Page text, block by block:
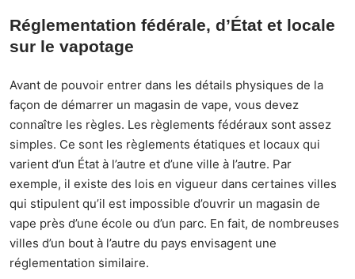
Réglementation fédérale, d’État et locale
sur le vapotage
Avant de pouvoir entrer dans les détails physiques de la
façon de démarrer un magasin de vape, vous devez
connaître les règles. Les règlements fédéraux sont assez
simples. Ce sont les règlements étatiques et locaux qui
varient d’un État à l’autre et d’une ville à l’autre. Par
exemple, il existe des lois en vigueur dans certaines villes
qui stipulent qu’il est impossible d’ouvrir un magasin de
vape près d’une école ou d’un parc. En fait, de nombreuses
villes d’un bout à l’autre du pays envisagent une
réglementation similaire.